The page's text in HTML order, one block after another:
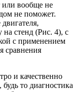
или вообще не
не поможет.
на стенд (Рис. 4), с
с применением
сравнения
и качественно
то диагностика